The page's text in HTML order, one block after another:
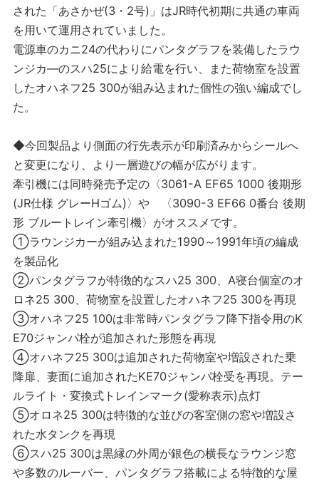
された「あさかぜ(3・2号)」はJR時代初期に共通の車両
を用いて運用されていました。
電源車のカニ24の代わりにパンタグラフを装備したラウ
ンジカ―のスハ25により給電を行い、また荷物室を設置
したオハネフ25 300が組み込まれた個性の強い編成でし
た。
◆今回製品より側面の行先表示が印刷済みからシールへ
と変更になり、より一層遊びの幅が広がります。
牽引機には同時発売予定の〈3061-A EF65 1000 後期形
(JR仕様 グレーHゴム)〉や 〈3090-3 EF66 0番台 後期
形 ブルートレイン牽引機〉がオススメです。
①ラウンジカーが組み込まれた1990～1991年頃の編成
を製品化
②パンタグラフが特徴的なスハ25 300、A寝台個室のオ
ロネ25 300、荷物室を設置したオハネフ25 300を再現
③オハネフ25 100は非常時パンタグラフ降下指令用のK
E70ジャンパ栓が追加された形態を再現
④オハネフ25 300は追加された荷物室や増設された乗
降扉、妻面に追加されたKE70ジャンパ栓受を再現。テー
ルライト・変換式トレインマーク(愛称表示)点灯
⑤オロネ25 300は特徴的な並びの客室側の窓や増設さ
れた水タンクを再現
⑥スハ25 300は黒縁の外周が銀色の横長なラウンジ窓
や多数のルーバー、パンタグラフ搭載による特徴的な屋